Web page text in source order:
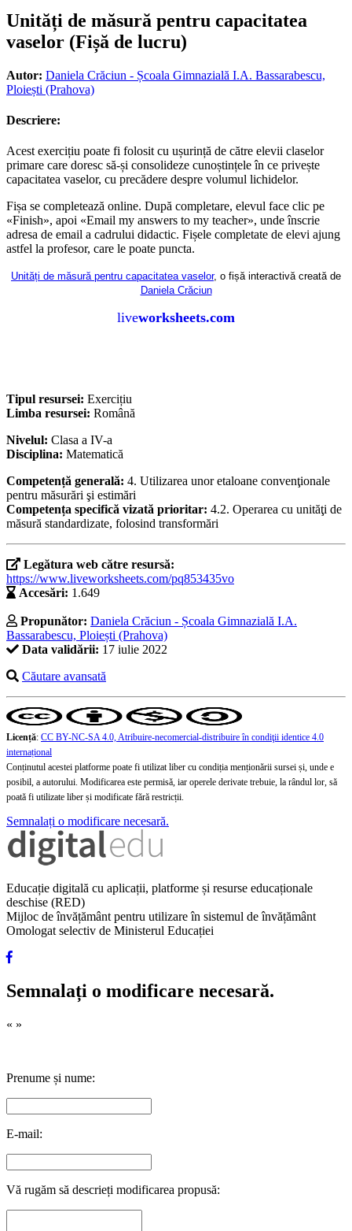
Unități de măsură pentru capacitatea
vaselor (Fișă de lucru)
Autor: Daniela Crăciun - Școala Gimnazială I.A. Bassarabescu,
Ploiești (Prahova)
Descriere:
Acest exercițiu poate fi folosit cu ușurință de către elevii claselor
primare care doresc să-și consolideze cunoștințele în ce privește
capacitatea vaselor, cu precădere despre volumul lichidelor.
Fișa se completează online. După completare, elevul face clic pe
«Finish», apoi «Email my answers to my teacher», unde înscrie
adresa de email a cadrului didactic. Fișele completate de elevi ajung
astfel la profesor, care le poate puncta.
Unități de măsură pentru capacitatea vaselor, o fișă interactivă creată de
Daniela Crăciun
liveworksheets.com
Tipul resursei: Exercițiu
Limba resursei: Română
Nivelul: Clasa a IV-a
Disciplina: Matematică
Competență generală: 4. Utilizarea unor etaloane convenţionale
pentru măsurări şi estimări
Competența specifică vizată prioritar: 4.2. Operarea cu unităţi de
măsură standardizate, folosind transformări
Legătura web către resursă:
https://www.liveworksheets.com/pq853435vo
Accesări: 1.649
Propunător: Daniela Crăciun - Școala Gimnazială I.A.
Bassarabescu, Ploiești (Prahova)
Data validării: 17 iulie 2022
Căutare avansată
Licență: CC BY-NC-SA 4.0, Atribuire-necomercial-distribuire în condiţii identice 4.0
internațional
Conținutul acestei platforme poate fi utilizat liber cu condiția menționării sursei și, unde e
posibil, a autorului. Modificarea este permisă, iar operele derivate trebuie, la rândul lor, să
poată fi utilizate liber și modificate fără restricții.
Semnalați o modificare necesară.
Educație digitală cu aplicații, platforme și resurse educaționale
deschise (RED)
Mijloc de învățământ pentru utilizare în sistemul de învățământ
Omologat selectiv de Ministerul Educației
Semnalați o modificare necesară.
« »
Prenume și nume:
E-mail:
Vă rugăm să descrieți modificarea propusă: